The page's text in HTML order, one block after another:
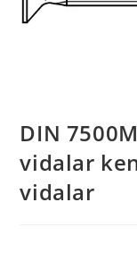
DIN
vidalar
vidalar